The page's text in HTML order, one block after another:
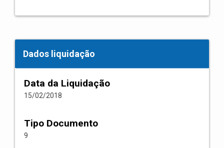
Dados liquidação
Data da Liquidação
15/02/2018
Tipo Documento
9